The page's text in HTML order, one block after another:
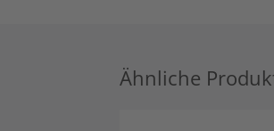
Ähnliche